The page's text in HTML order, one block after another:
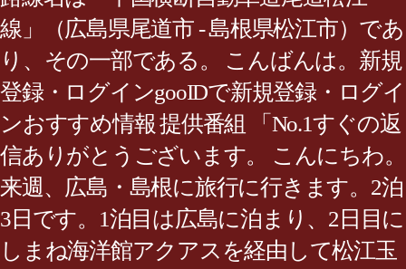
線」（広島県尾道市 - 島根県松江市）であ
り、その一部である。 こんばんは。新規
登録・ログインgooIDで新規登録・ログイ
ンおすすめ情報 提供番組 「No.1すぐの返
信ありがとうございます。 こんにちわ。
来週、広島・島根に旅行に行きます。2泊
3日です。1泊目は広島に泊まり、2日目に
しまね海洋館アクアスを経由して松江玉